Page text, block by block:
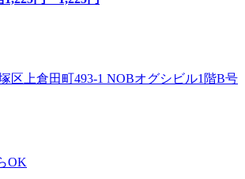
区上倉田町493-1 NOBオグシビル1階B号
OK